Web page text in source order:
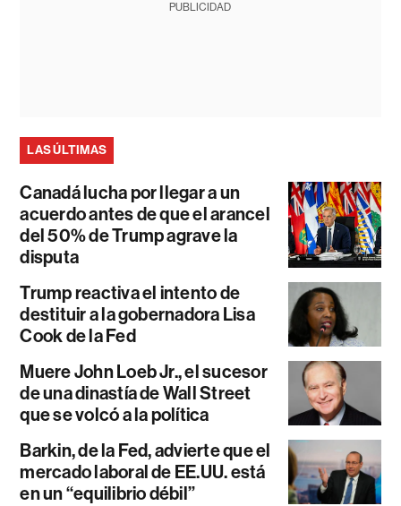
PUBLICIDAD
LAS ÚLTIMAS
Canadá lucha por llegar a un
acuerdo antes de que el arancel
del 50% de Trump agrave la
disputa
Trump reactiva el intento de
destituir a la gobernadora Lisa
Cook de la Fed
Muere John Loeb Jr., el sucesor
de una dinastía de Wall Street
que se volcó a la política
Barkin, de la Fed, advierte que el
mercado laboral de EE.UU. está
en un “equilibrio débil”